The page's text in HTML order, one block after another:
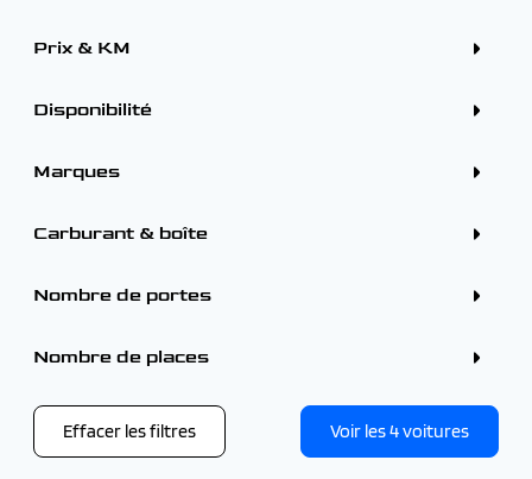
Berline (12)
Citadine (11)
Prix & KM
Tarif mensuel
Disponibilité
Marques
Carburant & boîte
Hybride (8)
Diesel (5)
Boîtes
Nombre de portes
Nombre de places
Effacer les filtres
Voir les4voitures